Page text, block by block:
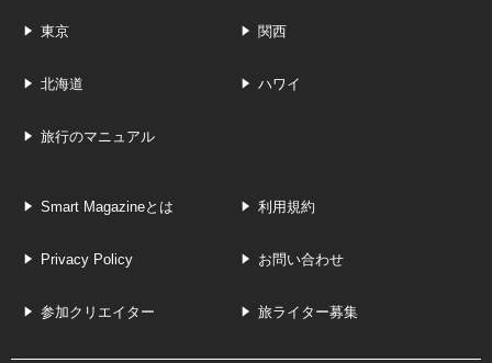
東京 関西
北海道 ハワイ
旅行のマニュアル
Smart Magazineとは 利用規約
Privacy Policy お問い合わせ
参加クリエイター 旅ライター募集